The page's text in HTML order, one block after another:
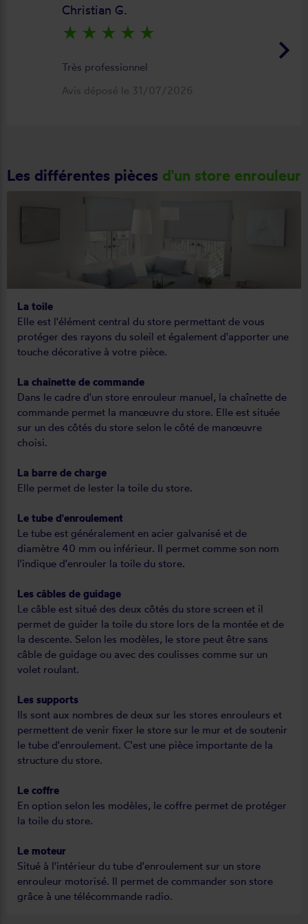
keyboard_arrow_right
Christian G.
star_rate star_rate star_rate star_rate star_rate
Très professionnel
Avis déposé le 31/07/2026
Les différentes pièces d'un store enrouleur
La toile
Elle est l'élément central du store permettant de vous
protéger des rayons du soleil et également d'apporter une
touche décorative à votre pièce.
La chaînette de commande
Dans le cadre d'un store enrouleur manuel, la chaînette de
commande permet la manœuvre du store. Elle est située
sur un des côtés du store selon le côté de manœuvre
choisi.
La barre de charge
Elle permet de lester la toile du store.
Le tube d'enroulement
Le tube est généralement en acier galvanisé et de
diamètre 40 mm ou inférieur. Il permet comme son nom
l'indique d'enrouler la toile du store.
Les câbles de guidage
Le câble est situé des deux côtés du store screen et il
permet de guider la toile du store lors de la montée et de
la descente. Selon les modèles, le store peut être sans
câble de guidage ou avec des coulisses comme sur un
volet roulant.
Les supports
Ils sont aux nombres de deux sur les stores enrouleurs et
permettent de venir fixer le store sur le mur et de soutenir
le tube d'enroulement. C'est une pièce importante de la
structure du store.
Le coffre
En option selon les modèles, le coffre permet de protéger
la toile du store.
Le moteur
Situé à l'intérieur du tube d'enroulement sur un store
enrouleur motorisé. Il permet de commander son store
grâce à une télécommande radio.